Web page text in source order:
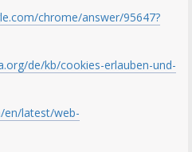
chrome/answer/95647?
de/kb/cookies-erlauben-und-
en/latest/web-